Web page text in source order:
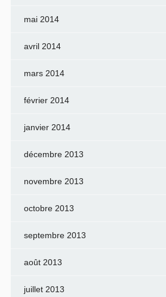
mai 2014
avril 2014
mars 2014
février 2014
janvier 2014
décembre 2013
novembre 2013
octobre 2013
septembre 2013
août 2013
juillet 2013